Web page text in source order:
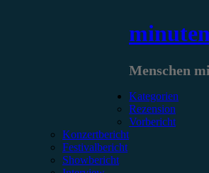
Menschen
Kategorien
Rezension
Vorbericht
Konzertbericht
Festivalbericht
Showbericht